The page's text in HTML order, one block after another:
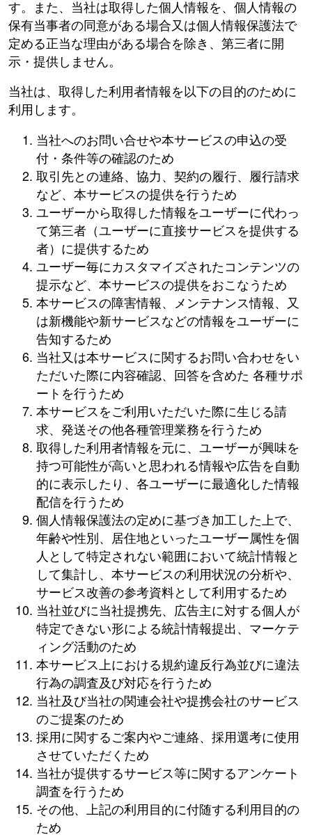
す。また、当社は取得した個人情報を、個人情報の
保有当事者の同意がある場合又は個人情報保護法で
定める正当な理由がある場合を除き、第三者に開
示・提供しません。
当社は、取得した利用者情報を以下の目的のために
利用します。
当社へのお問い合せや本サービスの申込の受
付・条件等の確認のため
取引先との連絡、協力、契約の履行、履行請求
など、本サービスの提供を行うため
ユーザーから取得した情報をユーザーに代わっ
て第三者（ユーザーに直接サービスを提供する
者）に提供するため
ユーザー毎にカスタマイズされたコンテンツの
提示など、本サービスの提供をおこなうため
本サービスの障害情報、メンテナンス情報、又
は新機能や新サービスなどの情報をユーザーに
告知するため
当社又は本サービスに関するお問い合わせをい
ただいた際に内容確認、回答を含めた 各種サポ
ートを行うため
本サービスをご利用いただいた際に生じる請
求、発送その他各種管理業務を行うため
取得した利用者情報を元に、ユーザーが興味を
持つ可能性が高いと思われる情報や広告を自動
的に表示したり、各ユーザーに最適化した情報
配信を行うため
個人情報保護法の定めに基づき加工した上で、
年齢や性別、居住地といったユーザー属性を個
人として特定されない範囲において統計情報と
して集計し、本サービスの利用状況の分析や、
サービス改善の参考資料として利用するため
当社並びに当社提携先、広告主に対する個人が
特定できない形による統計情報提出、マーケテ
ィング活動のため
本サービス上における規約違反行為並びに違法
行為の調査及び対応を行うため
当社及び当社の関連会社や提携会社のサービス
のご提案のため
採用に関するご案内やご連絡、採用選考に使用
させていただくため
当社が提供するサービス等に関するアンケート
調査を行うため
その他、上記の利用目的に付随する利用目的の
ため